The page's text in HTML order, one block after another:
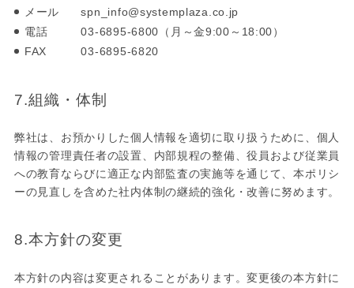
メール
spn_info@systemplaza.co.jp
電話
03-6895-6800（月～金9:00～18:00）
FAX
03-6895-6820
7.組織・体制
弊社は、お預かりした個人情報を適切に取り扱うために、個人
情報の管理責任者の設置、内部規程の整備、役員および従業員
への教育ならびに適正な内部監査の実施等を通じて、本ポリシ
ーの見直しを含めた社内体制の継続的強化・改善に努めます。
8.本方針の変更
本方針の内容は変更されることがあります。変更後の本方針に